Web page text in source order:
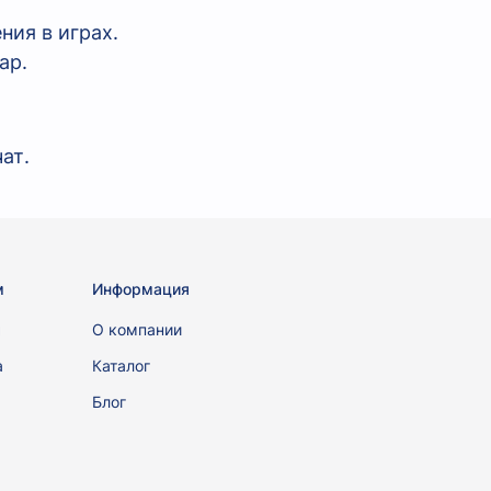
в играх.
Информация
О компании
Каталог
Блог